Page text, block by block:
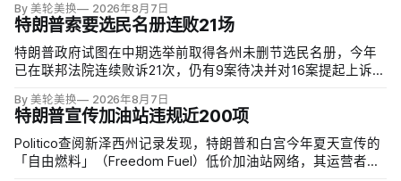
保护信托去年起诉称，政府未获国会许可便拆除东翼并开建约9
万平方英尺项目。
By 美轮美换 2026年8月7日
特朗普索要选民名册连败21场
特朗普政府试图在中期选举前取得各州未删节选民名册，今年
已在联邦法院连续败诉21次，仍有9案待决并对16案提起上诉。
料的州；不同党派总统任命的法官一致指出，宪法把联邦选举
的主要管理责任交给各州，现行联邦法律也未要求提交这些记
录。
By 美轮美换 2026年8月7日
特朗普宣传加油站违规近200项
Politico查阅新泽西州记录发现，特朗普和白宫今年夏天宣传的
「自由燃料」（Freedom Fuel）低价加油站网络，其运营者在